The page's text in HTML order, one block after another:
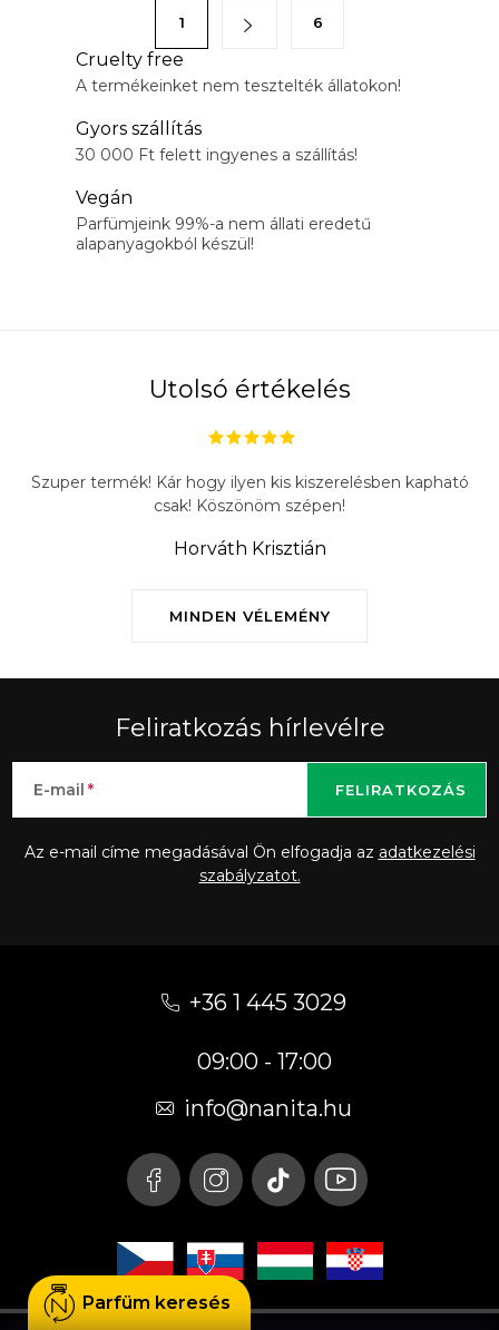
1 6
Cruelty free
A termékeinket nem tesztelték állatokon!
Gyors szállítás
30 000 Ft felett ingyenes a szállítás!
Vegán
Parfümjeink 99%-a nem állati eredetű
alapanyagokból készül!
Utolsó értékelés
MINDEN VÉLEMÉNY
Szuper termék! Kár hogy ilyen kis kiszerelésben kapható
csak! Köszönöm szépen!
Horváth Krisztián
Feliratkozás hírlevélre
E-mail
Az e-mail címe megadásával Ön elfogadja az adatkezelési
szabályzatot.
FELIRATKOZÁS
+36 1 445 3029
09:00 - 17:00
info@nanita.hu
Parfüm keresés